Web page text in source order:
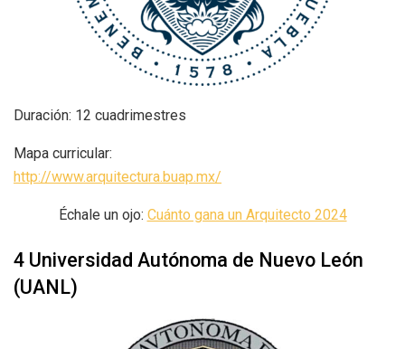
Duración: 12 cuadrimestres
Mapa curricular:
http://www.arquitectura.buap.mx/
Échale un ojo: Cuánto gana un Arquitecto 2024
4 Universidad Autónoma de Nuevo León
(UANL)